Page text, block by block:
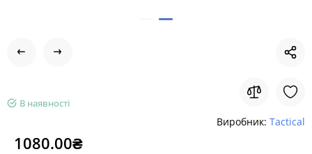
В наявності
Виробник: Tactical
1080.00₴